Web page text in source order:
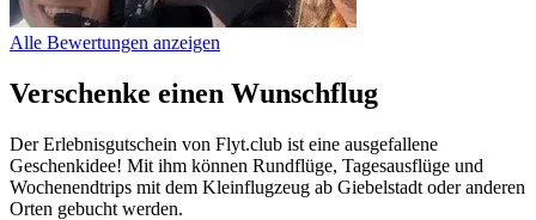
Alle Bewertungen anzeigen
Verschenke einen Wunschflug
Der Erlebnisgutschein von Flyt.club ist eine ausgefallene
Geschenkidee! Mit ihm können Rundflüge, Tagesausflüge und
Wochenendtrips mit dem Kleinflugzeug ab Giebelstadt oder anderen
Orten gebucht werden.